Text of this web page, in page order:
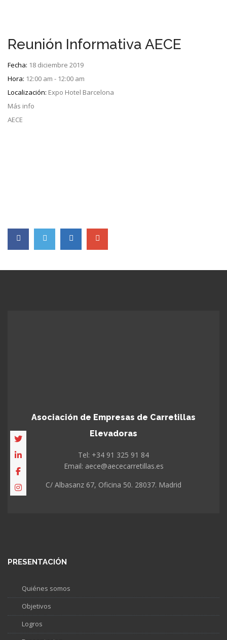
Reunión Informativa AECE
Fecha: 18 diciembre 2019
Hora: 12:00 am - 12:00 am
Localización: Expo Hotel Barcelona
Más info
AECE
Asociación de Empresas de Carretillas
Elevadoras
Tel: +34 91 325 91 84
Email: aece@aececarretillas.es
C/ Albasanz 67, Oficina 50. 28037. Madrid
PRESENTACIÓN
Quiénes somos
Objetivos
Logros